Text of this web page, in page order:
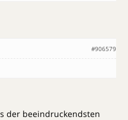
#906579
der beeindruckendsten